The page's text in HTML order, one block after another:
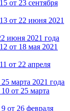
от 23 сентября
от 22 июня 2021
июня 2021 года
от 18 мая 2021
от 22 апреля
марта 2021 года
от 25 марта
от 26 февраля